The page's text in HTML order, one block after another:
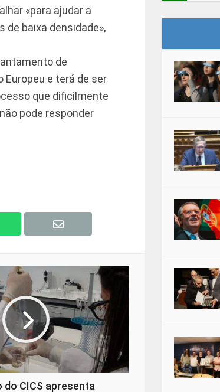
«para ajudar a
baixa densidade»,
de
e terá de ser
que dificilmente
pode responder
do CICS apresenta